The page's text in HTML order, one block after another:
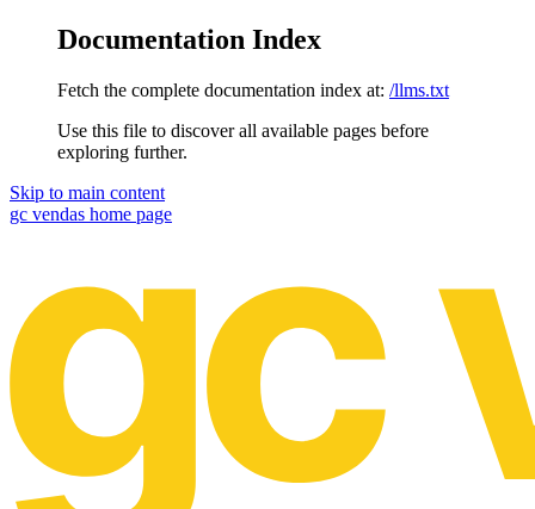
Documentation Index
Fetch the complete documentation index at: /llms.txt
Use this file to discover all available pages before
exploring further.
Skip to main content
gc vendas home page